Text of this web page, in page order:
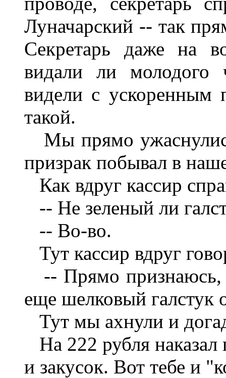
Луначарский -- так
Секретарь даже на
видали ли молодого
видели с ускоренным
такой.
Мы прямо
призрак побывал в
Как вдруг кассир
-- Не зеленый ли
-- Во-во.
Тут кассир вдруг
-- Прямо признаюсь,
еще шелковый галстук
Тут мы ахнули и
На 222 рубля
и закусок. Вот тебе и